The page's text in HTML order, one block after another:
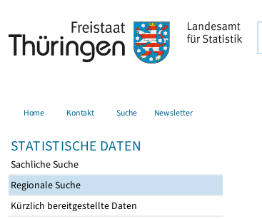
Home Kontakt Suche Newsletter
STATISTISCHE DATEN
Sachliche Suche
Regionale Suche
Kürzlich bereitgestellte Daten